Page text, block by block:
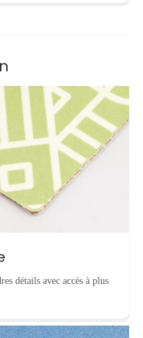
détails avec accès à plus